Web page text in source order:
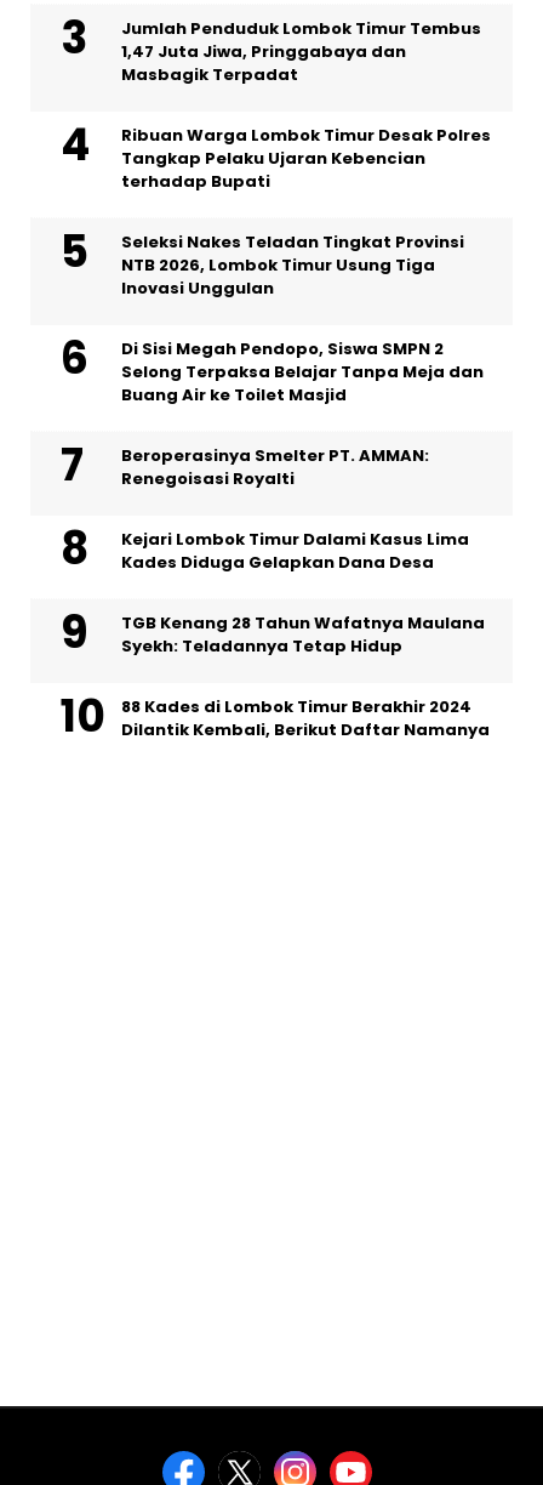
Jumlah Penduduk Lombok Timur Tembus
1,47 Juta Jiwa, Pringgabaya dan
Masbagik Terpadat
Ribuan Warga Lombok Timur Desak Polres
Tangkap Pelaku Ujaran Kebencian
terhadap Bupati
Seleksi Nakes Teladan Tingkat Provinsi
NTB 2026, Lombok Timur Usung Tiga
Inovasi Unggulan
Di Sisi Megah Pendopo, Siswa SMPN 2
Selong Terpaksa Belajar Tanpa Meja dan
Buang Air ke Toilet Masjid
Beroperasinya Smelter PT. AMMAN:
Renegoisasi Royalti
Kejari Lombok Timur Dalami Kasus Lima
Kades Diduga Gelapkan Dana Desa
TGB Kenang 28 Tahun Wafatnya Maulana
Syekh: Teladannya Tetap Hidup
88 Kades di Lombok Timur Berakhir 2024
Dilantik Kembali, Berikut Daftar Namanya